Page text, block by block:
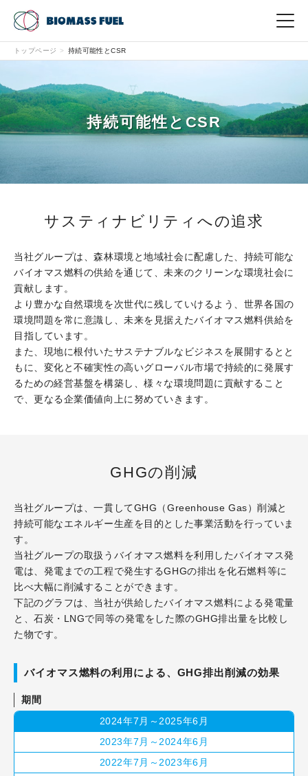
English 中文（繁体）
事業内容
事業開発
お問い合わせ
採用情報
トップページ 持続可能性とCSR
持続可能性とCSR
サスティナビリティへの追求
当社グループは、森林環境と地域社会に配慮した、持続可能な
バイオマス燃料の供給を通じて、未来のクリーンな環境社会に
貢献します。
より豊かな自然環境を次世代に残していけるよう、世界各国の
環境問題を常に意識し、未来を見据えたバイオマス燃料供給を
目指しています。
また、現地に根付いたサステナブルなビジネスを展開するとと
もに、変化と不確実性の高いグローバル市場で持続的に発展す
るための経営基盤を構築し、様々な環境問題に貢献すること
で、更なる企業価値向上に努めていきます。
GHGの削減
当社グループは、一貫してGHG（Greenhouse Gas）削減と
持続可能なエネルギー生産を目的とした事業活動を行っていま
す。
当社グループの取扱うバイオマス燃料を利用したバイオマス発
電は、発電までの工程で発生するGHGの排出を化石燃料等に
比べ大幅に削減することができます。
下記のグラフは、当社が供給したバイオマス燃料による発電量
と、石炭・LNGで同等の発電をした際のGHG排出量を比較し
た物です。
バイオマス燃料の利用による、GHG排出削減の効果
期間
2024年7月～2025年6月
2023年7月～2024年6月
2022年7月～2023年6月